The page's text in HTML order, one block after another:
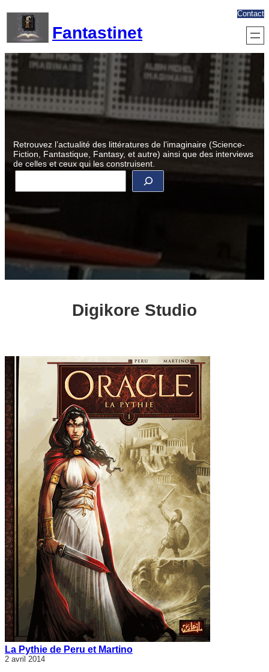
contenu
Fantastinet
Contact
Retrouvez l’actualité des littératures de l’imaginaire (Science-
Fiction, Fantastique, Fantasy, et autre) ainsi que des interviews
de celles et ceux qui les construisent.
R
c
c
r
Digikore Studio
La Pythie de Peru et Martino
2 avril 2014